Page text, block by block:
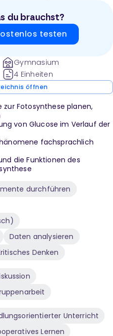
befähigen, die
zu untersuchen und ihre
von Pflanzen zu
du brauchst?
testen
Gymnasium
4 Einheiten
öffnen
zur Fotosynthese planen,
von Glucose im Verlauf der
fachsprachlich
die Funktionen des
durchführen
Daten analysieren
Denken
Unterricht
Lernen